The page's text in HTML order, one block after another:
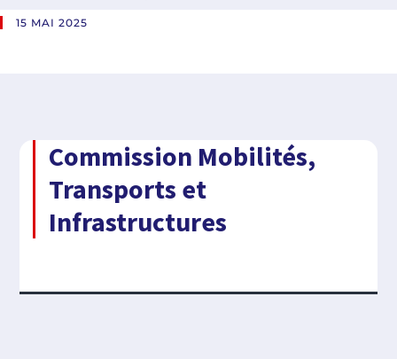
15 MAI 2025
Commission Mobilités,
Transports et
Infrastructures